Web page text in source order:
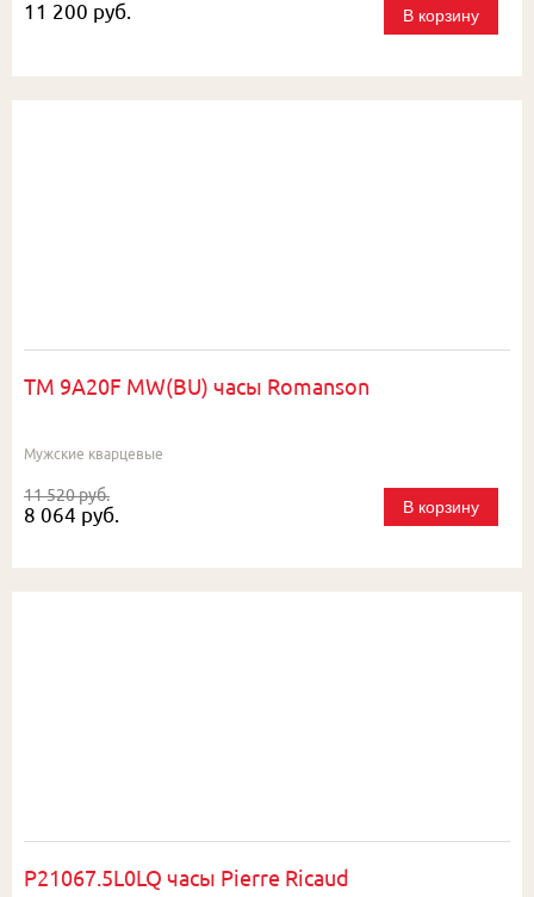
11 200 руб. В корзину
TM 9A20F MW(BU) часы Romanson
Мужские кварцевые
11 520 руб.
8 064 руб. В корзину
P21067.5L0LQ часы Pierre Ricaud